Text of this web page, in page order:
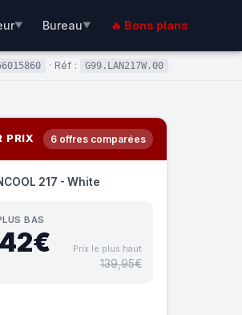
▼ Bureau▼ 🔥 Bons plans
· Réf : G99.LAN217W.00
PRIX 6 offres comparées
217 - White
BAS
Prix le plus haut
139,95€